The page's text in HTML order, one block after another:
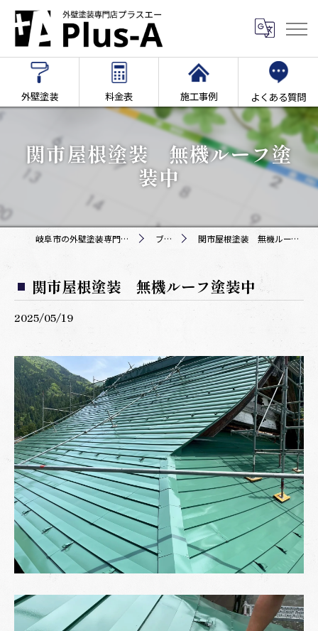
外壁塗装 料金表 施工事例 よくある質問
関市屋根塗装 無機ルーフ塗
装中
岐阜市の外壁塗装専門店Plus-A ブログ 関市屋根塗装 無機ルーフ塗装中
関市屋根塗装 無機ルーフ塗装中
2025/05/19